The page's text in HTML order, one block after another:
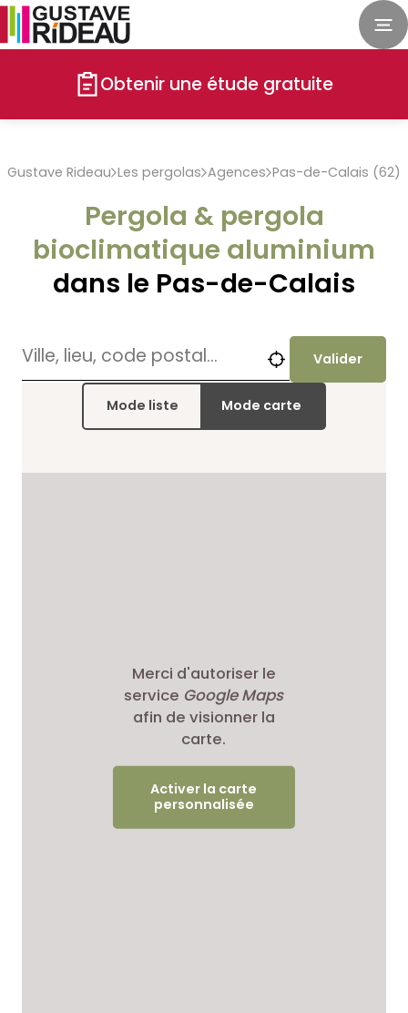
Obtenir une étude gratuite
Gustave Rideau Les pergolas Agences Pas-de-Calais (62)
Pergola & pergola
bioclimatique aluminium
dans le Pas-de-Calais
Valider
Mode liste Mode carte
Merci d'autoriser le
service Google Maps
afin de visionner la
carte.
Activer la carte
personnalisée